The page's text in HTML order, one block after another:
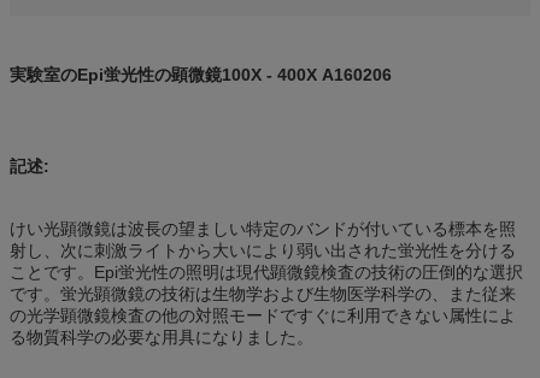
実験室のEpi蛍光性の顕微鏡100X - 400X A160206
記述:
けい光顕微鏡は波長の望ましい特定のバンドが付いている標本を照
射し、次に刺激ライトから大いにより弱い出された蛍光性を分ける
ことです。Epi蛍光性の照明は現代顕微鏡検査の技術の圧倒的な選択
です。蛍光顕微鏡の技術は生物学および生物医学科学の、また従来
の光学顕微鏡検査の他の対照モードですぐに利用できない属性によ
る物質科学の必要な用具になりました。